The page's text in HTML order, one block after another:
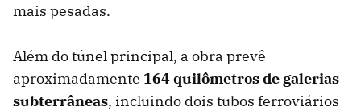
mais pesadas.
Além do túnel principal, a obra prevê
aproximadamente 164 quilômetros de galerias
subterrâneas, incluindo dois tubos ferroviários